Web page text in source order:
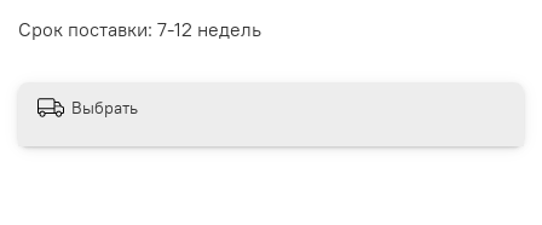
Срок поставки: 7-12 недель
Выбрать